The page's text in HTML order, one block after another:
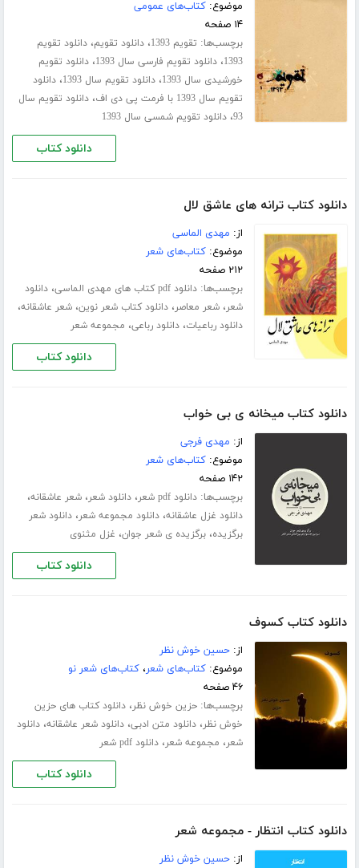
موضوع:کتاب‌های عمومی
۱۴ صفحه
برچسب‌ها: تقویم 1393 ،دانلود تقویم،دانلود تقویم
1393،دانلود تقویم فارسی سال 1393 ،دانلود تقویم
خورشیدی سال 1393
،دانلود تقویم سال 1393 ،دانلود
تقویم سال 1393 با فرمت پی دی اف
،دانلود تقویم سال
93،دانلود تقویم شمسی سال 1393
دانلود کتاب
دانلود کتاب ترانه های عاشق لال
از: مهدی الماسی
موضوع:کتاب‌های شعر
۲۱۲ صفحه
برچسب‌ها:دانلود pdf کتاب های مهدی الماسی ،دانلود
شعر،شعر معاصر،دانلود کتاب شعر نوین،شعر عاشقانه،
دانلود رباعیات،دانلود رباعی، مجموعه شعر
دانلود کتاب
دانلود کتاب میخانه ی بی خواب
از: مهدی فرجی
موضوع:کتاب‌های شعر
۱۴۲ صفحه
برچسب‌ها:دانلود pdf شعر ،دانلود شعر،شعر عاشقانه،
دانلود غزل عاشقانه،دانلود مجموعه شعر،دانلود شعر
برگزیده،برگزیده ی شعر جوان، غزل مثنوی
دانلود کتاب
دانلود کتاب کسوف
از:حسین خوش نظر
موضوع:کتاب‌های شعر،کتاب‌های شعر نو
۴۶ صفحه
برچسب‌ها:حزین خوش نظر،دانلود کتاب های حزین
خوش نظر،دانلود متن ادبی،دانلود شعر عاشقانه،دانلود
شعر، مجموعه شعر،دانلود pdf شعر
دانلود کتاب
دانلود کتاب انتظار - مجموعه شعر
از:حسین خوش نظر